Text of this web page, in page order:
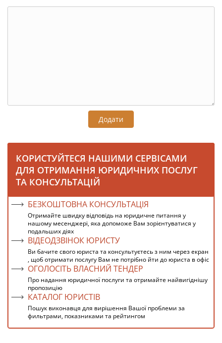
Додати
КОРИСТУЙТЕСЯ НАШИМИ СЕРВІСАМИ
ДЛЯ ОТРИМАННЯ ЮРИДИЧНИХ ПОСЛУГ
ТА КОНСУЛЬТАЦІЙ
БЕЗКОШТОВНА КОНСУЛЬТАЦІЯ
Отримайте швидку відповідь на юридичне питання у
нашому месенджері, яка допоможе Вам зорієнтуватися у
подальших діях
ВІДЕОДЗВІНОК ЮРИСТУ
Ви бачите свого юриста та консультуєтесь з ним через екран
, щоб отримати послугу Вам не потрібно йти до юриста в офіс
ОГОЛОСІТЬ ВЛАСНИЙ ТЕНДЕР
Про надання юридичної послуги та отримайте найвигіднішу
пропозицію
КАТАЛОГ ЮРИСТІВ
Пошук виконавця для вирішення Вашої проблеми за
фильтрами, показниками та рейтингом